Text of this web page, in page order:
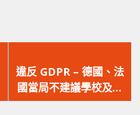
一
篇
文
違反 GDPR – 德國、法
國當局不建議學校及公
共機構使用 Office 365